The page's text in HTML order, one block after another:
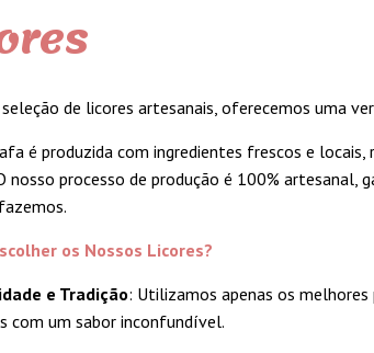
de licores artesanais, oferecemos uma
é produzida com ingredientes frescos e
nosso processo de produção é 100%
os Nossos Licores?
e Tradição: Utilizamos apenas os
com um sabor inconfundível.